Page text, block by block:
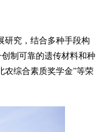
研究，结合多种手段构
制可靠的遗传材料和种
农综合素质奖学金”等荣